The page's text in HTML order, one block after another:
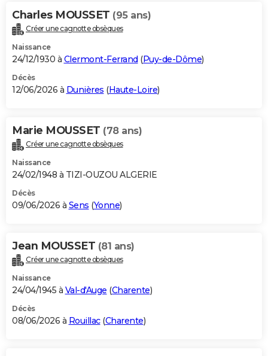
Charles MOUSSET (95 ans)
Créer une cagnotte obsèques
Naissance
24/12/1930 à Clermont-Ferrand (Puy-de-Dôme)
Décès
12/06/2026 à Dunières (Haute-Loire)
Marie MOUSSET (78 ans)
Créer une cagnotte obsèques
Naissance
24/02/1948 à TIZI-OUZOU ALGERIE
Décès
09/06/2026 à Sens (Yonne)
Jean MOUSSET (81 ans)
Créer une cagnotte obsèques
Naissance
24/04/1945 à Val-d'Auge (Charente)
Décès
08/06/2026 à Rouillac(Charente)